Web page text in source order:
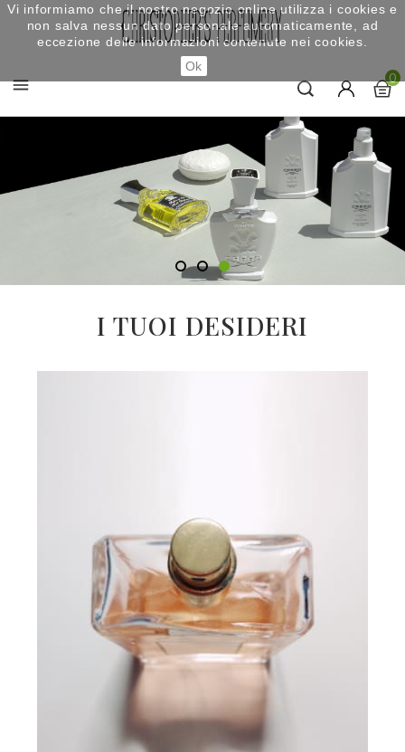
 0
I TUOI DESIDERI
Vi informiamo che il nostro negozio online utilizza i cookies e
non salva nessun dato personale automaticamente, ad
eccezione delle informazioni contenute nei cookies.
Ok